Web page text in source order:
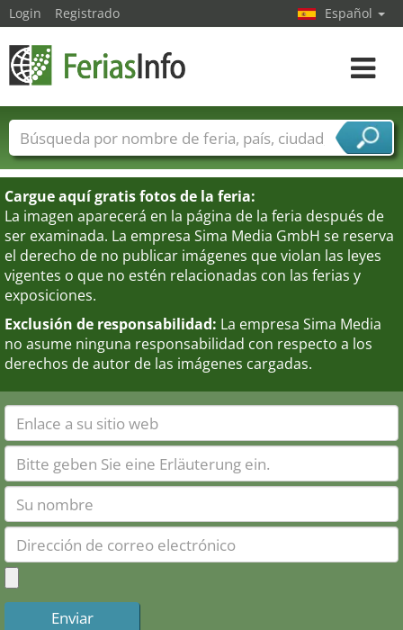
Cargue aquí gratis fotos de la feria:
La imagen aparecerá en la página de la feria después de
ser examinada. La empresa Sima Media GmbH se reserva
el derecho de no publicar imágenes que violan las leyes
vigentes o que no estén relacionadas con las ferias y
exposiciones.
Exclusión de responsabilidad: La empresa Sima Media
no asume ninguna responsabilidad con respecto a los
derechos de autor de las imágenes cargadas.
Login Registrado Español
toggle
Nombres de ferias Países
Ciudades
Sectores de ferias
Sectores de proveedor de servicios